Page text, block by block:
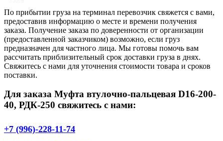
По прибытии груза на терминал перевозчик свяжется с вами,
предоставив информацию о месте и времени получения
заказа. Получение заказа по доверенности от организации
(предоставленной заказчиком) возможно, если груз
предназначен для частного лица. Мы готовы помочь вам
рассчитать приблизительный срок доставки груза в днях.
Свяжитесь с нами для уточнения стоимости товара и сроков
поставки.
Для заказа Муфта втулочно-пальцевая D16-200-
40, РДК-250 свяжитесь с нами:
+7 (996)-228-11-74